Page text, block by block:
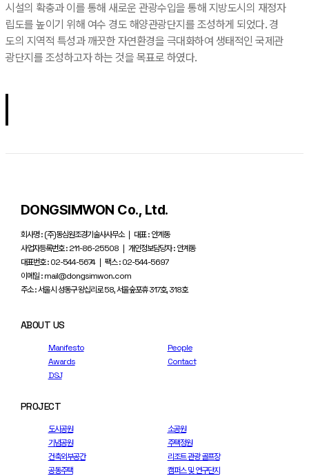
시설의 확충과 이를 통해 새로운 관광수입을 통해 지방도시의 재정자
립도를 높이기 위해 여수 경도 해양관광단지를 조성하게 되었다. 경
도의 지역적 특성과 깨끗한 자연환경을 극대화하여 생태적인 국제관
광단지를 조성하고자 하는 것을 목표로 하였다.
DONGSIMWON Co., Ltd.
회사명 : (주)동심원조경기술사사무소 | 대표 : 안계동
사업자등록번호 : 211-86-25508 | 개인정보담당자 : 안계동
대표번호 : 02-544-5674 | 팩스 : 02-544-5697
이메일 : mail@dongsimwon.com
주소 : 서울시 성동구 왕십리로 58, 서울숲포휴 317호, 318호
ABOUT US
Manifesto
People
Awards
Contact
DSJ
PROJECT
도시공원
소공원
기념공원
주택정원
건축외부공간
리조트 관광 골프장
공동주택
캠퍼스 및 연구단지